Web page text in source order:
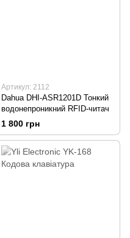
Артикул: 2112
Dahua DHI-ASR1201D Тонкий
водонепроникний RFID-читач
1 800 грн